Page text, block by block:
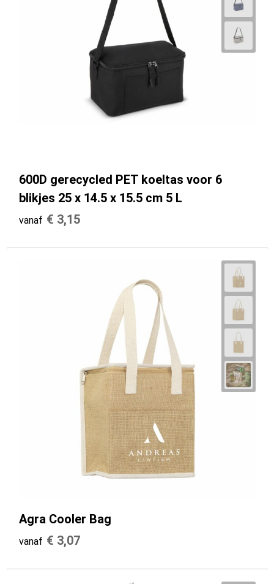
600D gerecycled PET koeltas voor 6
blikjes 25 x 14.5 x 15.5 cm 5 L
vanaf € 3,15
Agra Cooler Bag
vanaf € 3,07